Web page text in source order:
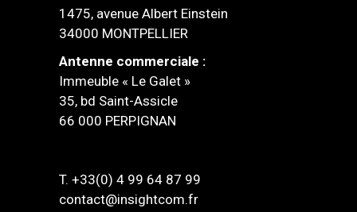
1475, avenue Albert Einstein
34000 MONTPELLIER
Antenne commerciale :
Immeuble « Le Galet »
35, bd Saint-Assicle
66 000 PERPIGNAN
T. +33(0) 4 99 64 87 99
contact@insightcom.fr